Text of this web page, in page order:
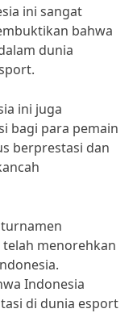
ini sangat
bahwa
dunia
ini juga
bagi para pemain
berprestasi dan
menorehkan
Indonesia
di dunia esport